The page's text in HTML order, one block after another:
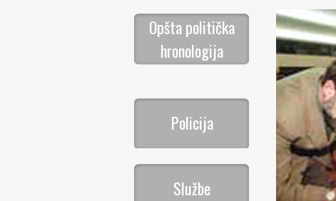
Opšta politička
hronologija
Policija
Službe